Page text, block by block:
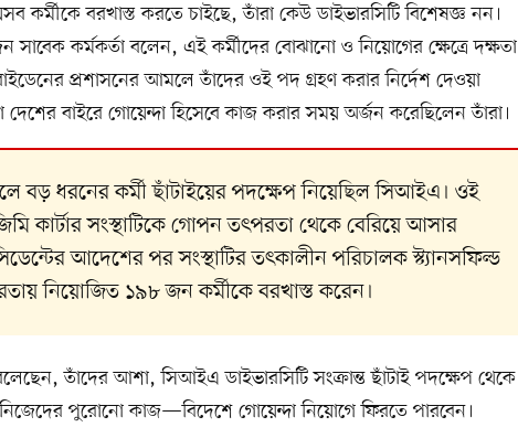
কর্মীকে বরখাস্ত করতে চাইছে, তাঁরা কেউ ডাইভারসিটি বিশেষজ্ঞ নন।
কর্মকর্তা বলেন, এই কর্মীদের বোঝানো ও নিয়োগের ক্ষেত্রে দক্ষতা
প্রশাসনের আমলে তাঁদের ওই পদ গ্রহণ করার নির্দেশ দেওয়া
বাইরে গোয়েন্দা হিসেবে কাজ করার সময় অর্জন করেছিলেন তাঁরা।
বড় ধরনের কর্মী ছাঁটাইয়ের পদক্ষেপ নিয়েছিল সিআইএ। ওই
কার্টার সংস্থাটিকে গোপন তৎপরতা থেকে বেরিয়ে আসার
আদেশের পর সংস্থাটির তৎকালীন পরিচালক স্ট্যানসফিল্ড
নিয়োজিত ১৯৮ জন কর্মীকে বরখাস্ত করেন।
তাঁদের আশা, সিআইএ ডাইভারসিটি সংক্রান্ত ছাঁটাই পদক্ষেপ থেকে
পুরোনো কাজ—বিদেশে গোয়েন্দা নিয়োগে ফিরতে পারবেন।